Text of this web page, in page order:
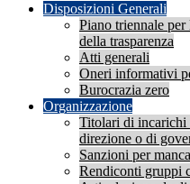
Disposizioni Generali
Piano triennale
della trasparenza
Atti generali
Oneri informativi
Burocrazia zero
Organizzazione
Titolari di incarichi
direzione o di
Sanzioni per
Rendiconti gruppi